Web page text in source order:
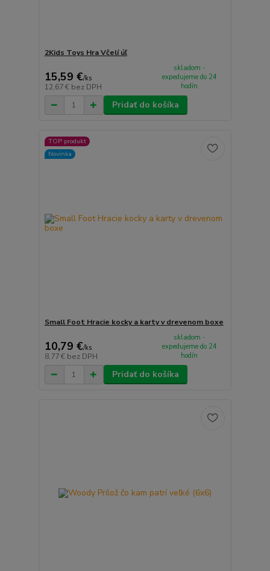
2Kids Toys Hra Včelí úľ
15,59 €/ks
12,67 € bez DPH
skladom -
expedujeme do 24
hodín
Pridať do košíka
TOP produkt
Novinka
Small Foot Hracie kocky a karty v drevenom boxe
10,79 €/ks
8,77 € bez DPH
skladom -
expedujeme do 24
hodín
Pridať do košíka